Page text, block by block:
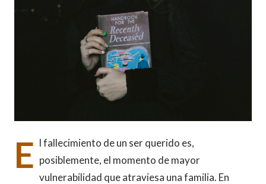
E l fallecimiento de un ser querido es,
posiblemente, el momento de mayor
vulnerabilidad que atraviesa una familia. En